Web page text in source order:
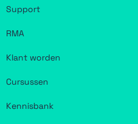
Support
RMA
Klant worden
Cursussen
Kennisbank